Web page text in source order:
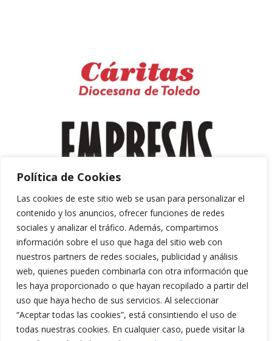
Política de Cookies
Las cookies de este sitio web se usan para personalizar el
contenido y los anuncios, ofrecer funciones de redes
sociales y analizar el tráfico. Además, compartimos
información sobre el uso que haga del sitio web con
nuestros partners de redes sociales, publicidad y análisis
web, quienes pueden combinarla con otra información que
les haya proporcionado o que hayan recopilado a partir del
uso que haya hecho de sus servicios. Al seleccionar
“Aceptar todas las cookies”, está consintiendo el uso de
todas nuestras cookies. En cualquier caso, puede visitar la
Aviso Legal y Política de Privacidad
Política de Cookies